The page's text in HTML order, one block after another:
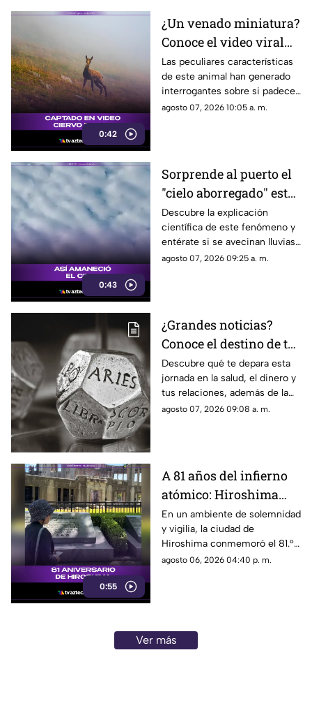
0:42
¿Un venado miniatura?
Conoce el video viral
que causa asombro en
redes sociales
Las peculiares características
de este animal han generado
interrogantes sobre si padece
una malformación congénita.
agosto 07, 2026 10:05 a. m.
0:43
Sorprende al puerto el
"cielo aborregado" este
viernes: ¿Qué nos
espera en el clima?
Descubre la explicación
científica de este fenómeno y
entérate si se avecinan lluvias
o buen tiempo.
agosto 07, 2026 09:25 a. m.
¿Grandes noticias?
Conoce el destino de tu
signo para este viernes
Descubre qué te depara esta
jornada en la salud, el dinero y
tus relaciones, además de la
palabra clave para guiar tus
agosto 07, 2026 09:08 a. m.
0:55
A 81 años del infierno
atómico: Hiroshima
exige a las potencias el
fin de la era nuclear
En un ambiente de solemnidad
y vigilia, la ciudad de
Hiroshima conmemoró el 81.°
aniversario del devastador
agosto 06, 2026 04:40 p. m.
Ver más